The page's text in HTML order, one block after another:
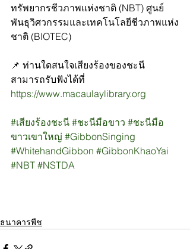
ทรัพยากรชีวภาพแห่งชาติ (NBT) ศูนย์
พันธุวิศวกรรมและเทคโนโลยีชีวภาพแห่ง
ชาติ (BIOTEC)
📌 ท่านใดสนใจเสียงร้องของชะนี
สามารถรับฟังได้ที่
https://www.macaulaylibrary.org
#เสียงร้องชะนี #ชะนีมือขาว #ชะนีมือ
ขาวเขาใหญ่ #GibbonSinging
#WhitehandGibbon #GibbonKhaoYai
#NBT #NSTDA
ธนาคารพืช